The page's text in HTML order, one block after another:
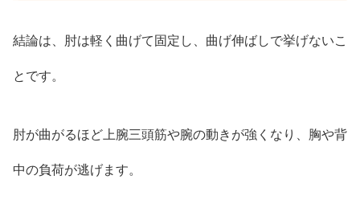
結論は、肘は軽く曲げて固定し、曲げ伸ばしで挙げないこ
とです。
肘が曲がるほど上腕三頭筋や腕の動きが強くなり、胸や背
中の負荷が逃げます。